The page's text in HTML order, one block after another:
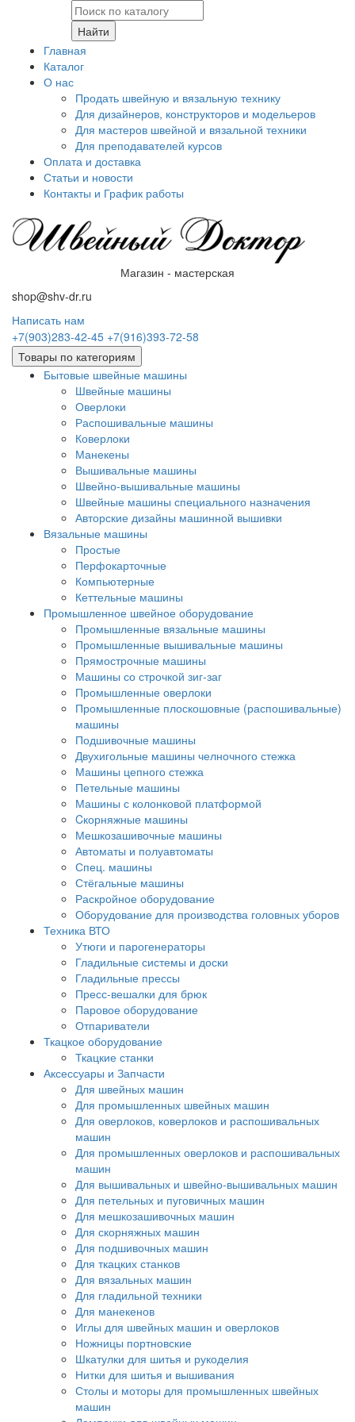
Найти
Главная
Каталог
О нас
Продать швейную и вязальную технику
Для дизайнеров, конструкторов и модельеров
Для мастеров швейной и вязальной техники
Для преподавателей курсов
Оплата и доставка
Статьи и новости
Контакты и График работы
Магазин - мастерская
shop@shv-dr.ru
Написать нам
+7(903)283-42-45 +7(916)393-72-58
Товары по категориям
Бытовые швейные машины
Швейные машины
Оверлоки
Распошивальные машины
Коверлоки
Манекены
Вышивальные машины
Швейно-вышивальные машины
Швейные машины специального назначения
Авторские дизайны машинной вышивки
Вязальные машины
Простые
Перфокарточные
Компьютерные
Кеттельные машины
Промышленное швейное оборудование
Промышленные вязальные машины
Промышленные вышивальные машины
Прямострочные машины
Машины со строчкой зиг-заг
Промышленные оверлоки
Промышленные плоскошовные (распошивальные)
машины
Подшивочные машины
Двухигольные машины челночного стежка
Машины цепного стежка
Петельные машины
Машины с колонковой платформой
Cкорняжные машины
Мешкозашивочные машины
Автоматы и полуавтоматы
Спец. машины
Стёгальные машины
Раскройное оборудование
Оборудование для производства головных уборов
Техника ВТО
Утюги и парогенераторы
Гладильные системы и доски
Гладильные прессы
Пресс-вешалки для брюк
Паровое оборудование
Отпариватели
Ткацкое оборудование
Ткацкие станки
Аксессуары и Запчасти
Для швейных машин
Для промышленных швейных машин
Для оверлоков, коверлоков и распошивальных
машин
Для промышленных оверлоков и распошивальных
машин
Для вышивальных и швейно-вышивальных машин
Для петельных и пуговичных машин
Для мешкозашивочных машин
Для скорняжных машин
Для подшивочных машин
Для ткацких станков
Для вязальных машин
Для гладильной техники
Для манекенов
Иглы для швейных машин и оверлоков
Ножницы портновские
Шкатулки для шитья и рукоделия
Нитки для шитья и вышивания
Столы и моторы для промышленных швейных
машин